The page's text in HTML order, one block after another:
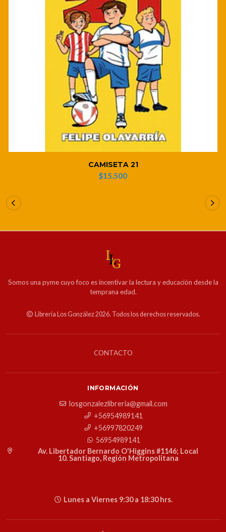
CAMISETA 21
$15.500
Somos una pyme cuyo foco es incentivar la lectura y educación desde la
temprana edad.
Librería Los González 2026. Todos los derechos reservados.
CONTACTO
INFORMACIÓN
losgonzalezlibreria@gmail.com
+56954989141
+56997820249
56954989141
Av. Libertador Bernardo O'Higgins #1146; Local
10. Santiago, Región Metropolitana
Lunes a Viernes 9:30 a 18:30 hrs.